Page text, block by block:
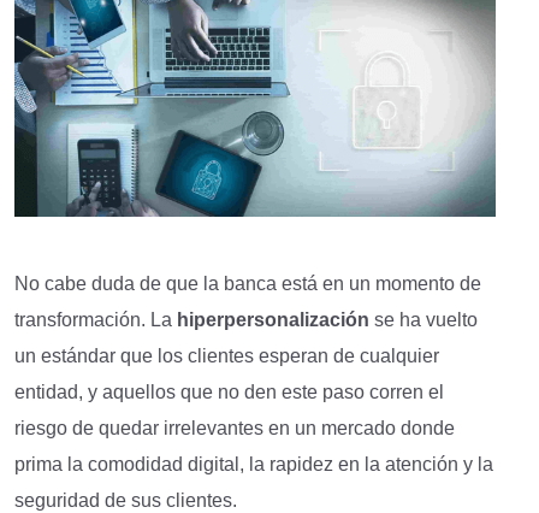
No cabe duda de que la banca está en un momento de
transformación. La hiperpersonalización se ha vuelto
un estándar que los clientes esperan de cualquier
entidad, y aquellos que no den este paso corren el
riesgo de quedar irrelevantes en un mercado donde
prima la comodidad digital, la rapidez en la atención y la
seguridad de sus clientes.